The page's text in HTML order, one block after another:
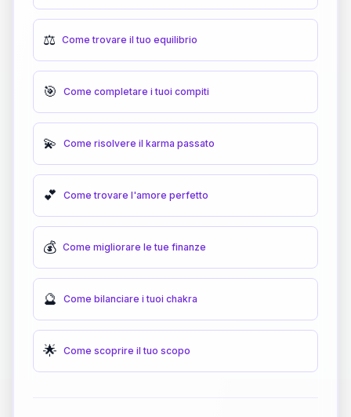
⚖️ Come trovare il tuo equilibrio
🎯 Come completare i tuoi compiti
💫 Come risolvere il karma passato
💕 Come trovare l'amore perfetto
💰 Come migliorare le tue finanze
🔮 Come bilanciare i tuoi chakra
🌟 Come scoprire il tuo scopo